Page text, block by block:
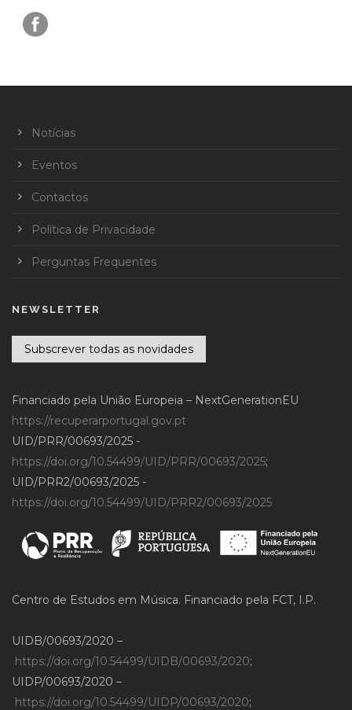
Notícias
Eventos
Contactos
Política de Privacidade
Perguntas Frequentes
NEWSLETTER
Subscrever todas as novidades
Financiado pela União Europeia – NextGenerationEU
https://recuperarportugal.gov.pt
UID/PRR/00693/2025 -
https://doi.org/10.54499/UID/PRR/00693/2025;
UID/PRR2/00693/2025 -
https://doi.org/10.54499/UID/PRR2/00693/2025
Centro de Estudos em Música. Financiado pela FCT, I.P.
UIDB/00693/2020 –
https://doi.org/10.54499/UIDB/00693/2020;
UIDP/00693/2020 –
https://doi.org/10.54499/UIDP/00693/2020;